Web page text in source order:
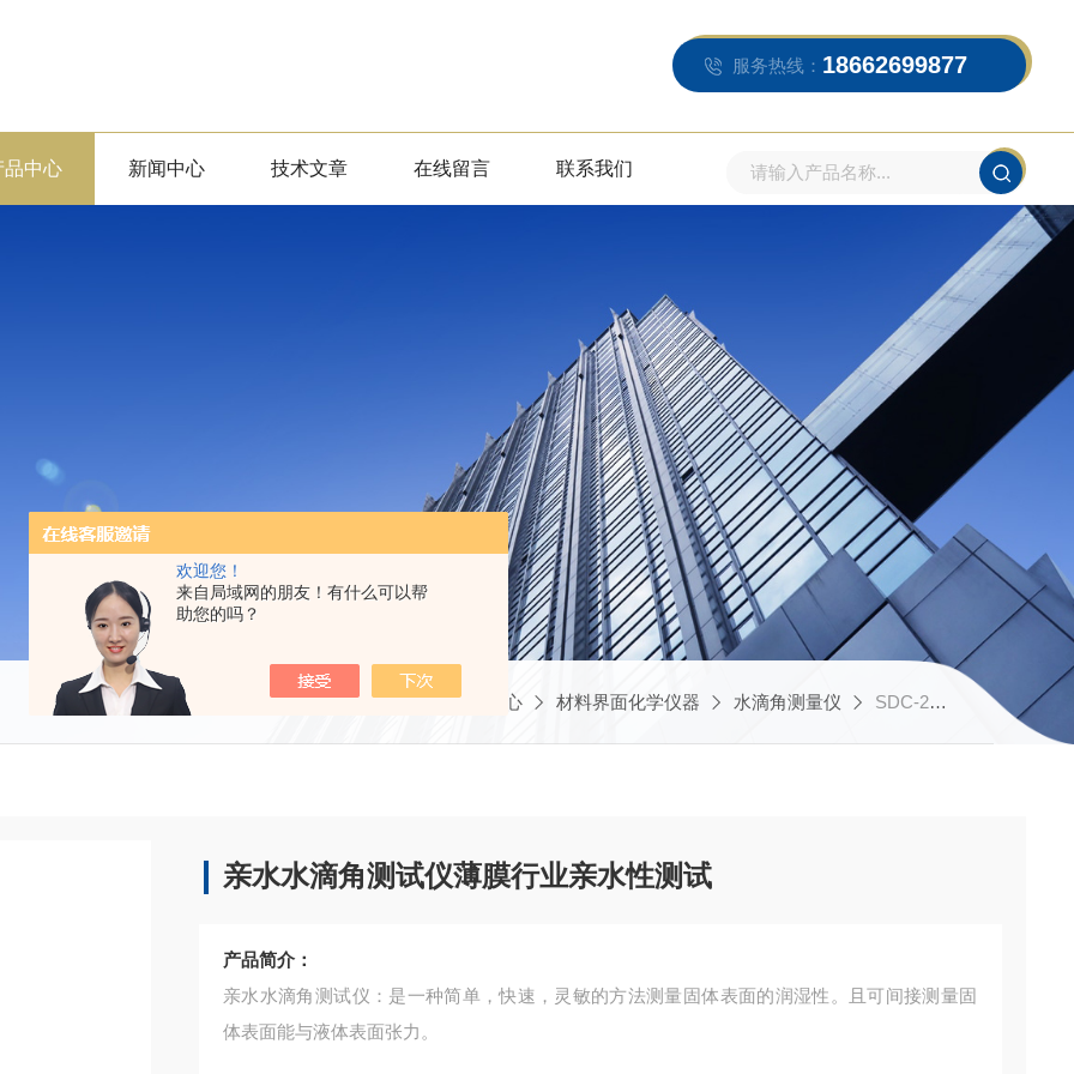
欢迎您！
来自局域网的朋友！有什么可以帮
助您的吗？
服务热线： 18662699877
品中心 新闻中心 技术文章 在线留言 联系我们
当前位置：首页 产品中心 材料界面化学仪器 水滴角测量仪 SDC-200亲水水滴角测试仪薄膜行业亲水性测试
亲水水滴角测试仪薄膜行业亲水性测试
产品简介：
亲水水滴角测试仪：是一种简单，快速，灵敏的方法测量固体表面的润湿性。且可间接测量固
体表面能与液体表面张力。